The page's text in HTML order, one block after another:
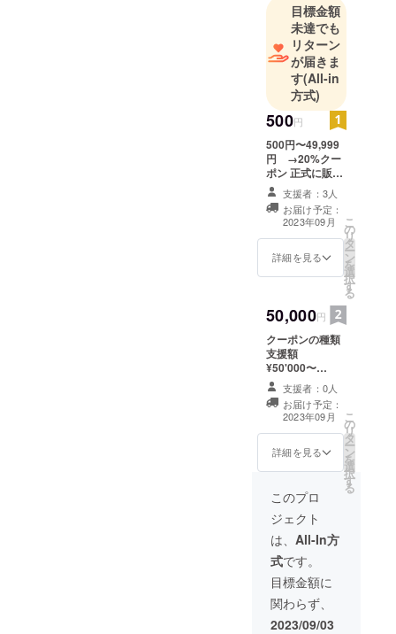
目標金額
未達でも
リターン
が届きま
す(All-in
方式)
500円
500円〜49,999
円 →20%クー
ポン 正式に販売
開始(7月中)から
令和5年11月30
日までとさせて
いただきます。
支援者：3人
お届け予定：
2023年09月
詳細を見る
こ
の
リ
タ
ー
ン
を
選
択
す
る
50,000円
クーポンの種類
支援額
¥50'000〜
→50%offクーポ
ン ¥50,000円以
上の金額をご支
援いただいた場
合はお好きな商
品1点のみ
50%offクーポン
(7月中)から令和
5年11月30日ま
でとさせていた
だきます。
支援者：0人
お届け予定：
2023年09月
詳細を見る
こ
の
リ
タ
ー
ン
を
選
択
す
る
このプロ
ジェクト
は、 All-In方
式です。
目標金額に
関わらず、
2023/09/03